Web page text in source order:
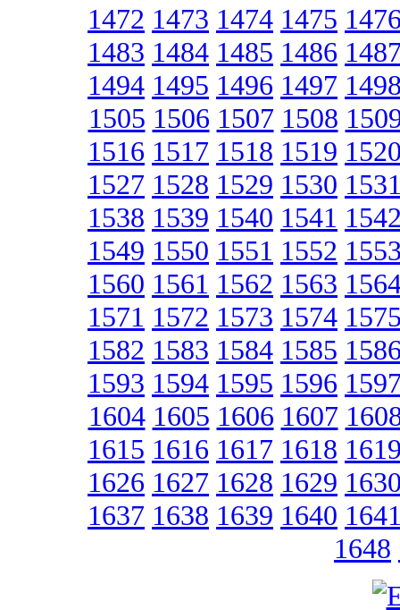
1472 1473 1474 1475
1483 1484 1485 1486
1494 1495 1496 1497
1505 1506 1507 1508
1516 1517 1518 1519
1527 1528 1529 1530
1538 1539 1540 1541
1549 1550 1551 1552
1560 1561 1562 1563
1571 1572 1573 1574
1582 1583 1584 1585
1593 1594 1595 1596
1604 1605 1606 1607
1615 1616 1617 1618
1626 1627 1628 1629
1637 1638 1639 1640
1648